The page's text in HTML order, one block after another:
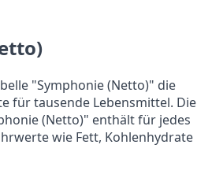
"Symphonie (Netto)" die
für tausende Lebensmittel. Die
(Netto)" enthält für jedes
wie Fett, Kohlenhydrate